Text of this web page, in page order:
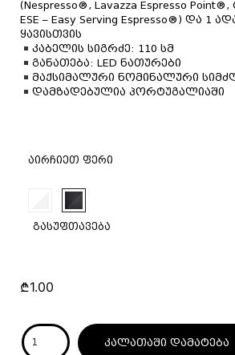
(Nespresso®, Lavazza Espresso
ESE – Easy Serving Espresso®) და 1
ყავისთვის
კაბელის სიგრძე: 110 სმ
განათება: LED ნათურები
მაქსიმალური ნომინალური
დამზადებულია პორტუგალიაში
აირჩიეთ ფერი
გასუფთავება
₾1.00
კალათაში დამატება